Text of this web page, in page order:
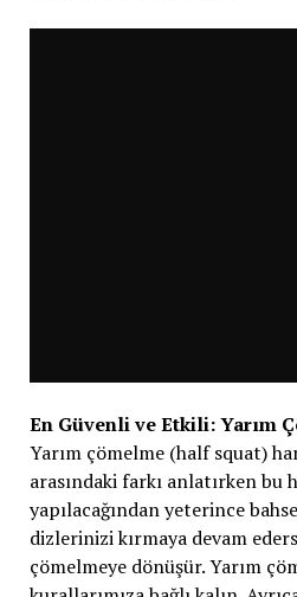
En Güvenli ve Etkili: Yarım
Yarım çömelme (half squat)
arasındaki farkı anlatırken bu
yapılacağından yeterince
dizlerinizi kırmaya devam
çömelmeye dönüşür. Yarım